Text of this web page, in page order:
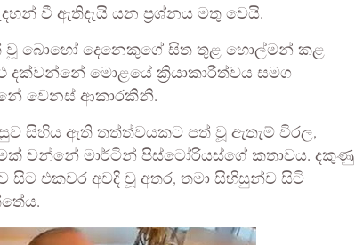
වී ඇතිදැයි යන ප්‍රශ්නය මතු වෙයි.
වූ බොහෝ දෙනෙකුගේ සිත තුළ හොල්මන් කළ
දක්වන්නේ මොළයේ ක්‍රියාකාරීත්වය සමග
වෙනස් ආකාරකිනි.
සිහිය ඇති තත්ත්වයකට පත් වූ ඇතැම් විරල,
වන්නේ මාර්ටින් පිස්ටෝරියස්ගේ කතාවය. දකුණු
සිට එකවර අවදි වූ අතර, තමා සිහිසුන්ව සිටි